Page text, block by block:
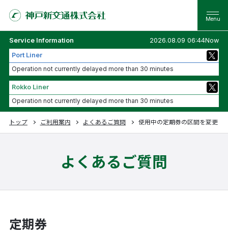
Service Information
2026.08.09 06:44Now
Port Liner
Operation not currently delayed more than 30 minutes
Rokko Liner
Operation not currently delayed more than 30 minutes
トップ ご利用案内 よくあるご質問 使用中の定期券の区間を変更し
よくあるご質問
定期券